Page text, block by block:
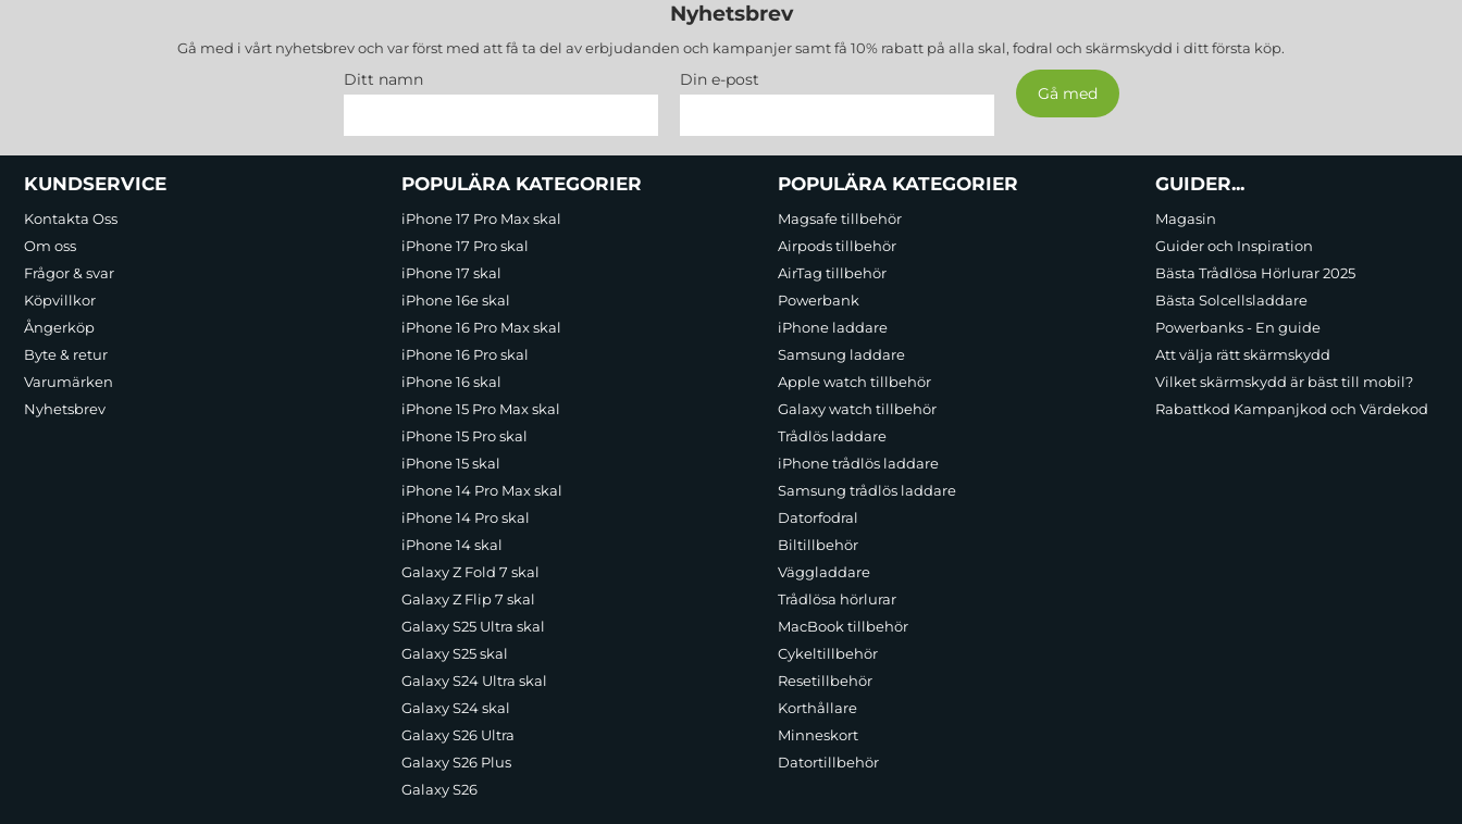
Nyhetsbrev
Gå med i vårt nyhetsbrev och var först med att få ta del av erbjudanden och kampanjer samt få 10% rabatt på alla skal, fodral och skärmskydd i ditt första köp.
Ditt namn Din e-post
Sidfot Blandad info och länkar
KUNDSERVICE
Kontakta Oss
Om oss
Frågor & svar
Köpvillkor
Ångerköp
Byte & retur
Varumärken
Nyhetsbrev
POPULÄRA KATEGORIER
iPhone 17 Pro Max skal
iPhone 17 Pro skal
iPhone 17 skal
iPhone 16e skal
iPhone 16 Pro Max skal
iPhone 16 Pro skal
iPhone 16 skal
iPhone 15 Pro Max skal
iPhone 15 Pro skal
iPhone 15 skal
iPhone 14 Pro Max skal
iPhone 14 Pro skal
iPhone 14 skal
Galaxy Z Fold 7 skal
Galaxy Z Flip 7 skal
Galaxy S25 Ultra skal
Galaxy S25 skal
Galaxy S24 Ultra skal
Galaxy S24 skal
Galaxy S26 Ultra
Galaxy S26 Plus
Galaxy S26
POPULÄRA KATEGORIER
Magsafe tillbehör
Airpods tillbehör
AirTag tillbehör
Powerbank
iPhone laddare
Samsung laddare
Apple watch tillbehör
Galaxy watch tillbehör
Trådlös laddare
iPhone trådlös laddare
Samsung trådlös laddare
Datorfodral
Biltillbehör
Väggladdare
Trådlösa hörlurar
MacBook tillbehör
Cykeltillbehör
Resetillbehör
Korthållare
Minneskort
Datortillbehör
GUIDER...
Magasin
Guider och Inspiration
Bästa Trådlösa Hörlurar 2025
Bästa Solcellsladdare
Powerbanks - En guide
Att välja rätt skärmskydd
Vilket skärmskydd är bäst till mobil?
Rabattkod Kampanjkod och Värdekod